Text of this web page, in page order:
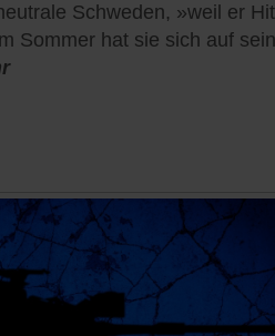
Schweden, »weil er
Sommer hat sie sich auf